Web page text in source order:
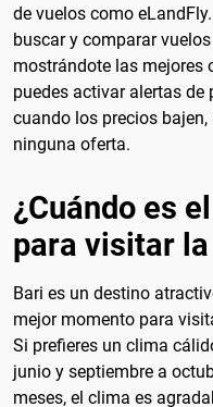
de vuelos como
buscar y comparar
mostrándote las mejores
puedes activar alertas
cuando los precios
ninguna oferta.
¿Cuándo es
para visitar
Bari es un destino
mejor momento para
Si prefieres un clima
junio y septiembre a
meses, el clima es